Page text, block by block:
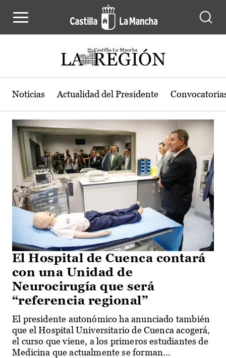
Actualidad de la región de Castilla-
Noticias Actualidad del Presidente
El Hospital de Cuenca contará
con una Unidad de
Neurocirugía que será
“referencia regional”
El presidente autonómico ha anunciado también
que el Hospital Universitario de Cuenca acogerá,
el curso que viene, a los primeros estudiantes de
Medicina que actualmente se forman...